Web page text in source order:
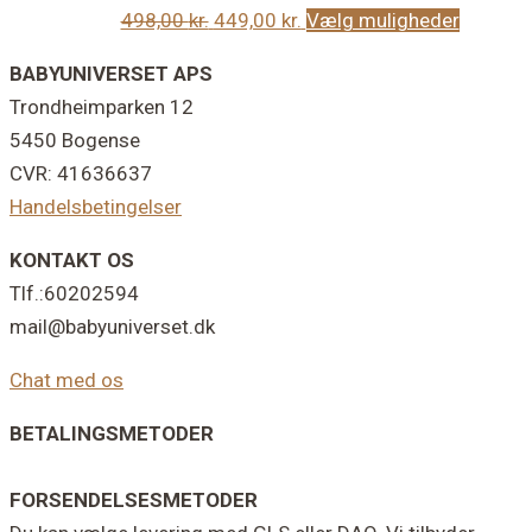
kan
498,00kr. Den
449,00 kr. Den
Vælg mulighederDette
Footer
BABYUNIVERSET APS
Trondheimparken 12
5450 Bogense
CVR: 41636637
Handelsbetingelser
KONTAKT OS
Tlf.:60202594
mail@babyuniverset.dk
Chat med os
BETALINGSMETODER
FORSENDELSESMETODER